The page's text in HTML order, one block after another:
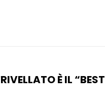
È IL “BEST